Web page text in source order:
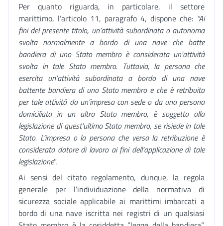
Per quanto riguarda, in particolare, il settore
marittimo, l’articolo 11, paragrafo 4, dispone che: “Ai
fini del presente titolo, un’attività subordinata o autonoma
svolta normalmente a bordo di una nave che batte
bandiera di uno Stato membro è considerata un’attività
svolta in tale Stato membro. Tuttavia, la persona che
esercita un’attività subordinata a bordo di una nave
battente bandiera di uno Stato membro e che è retribuita
per tale attività da un’impresa con sede o da una persona
domiciliata in un altro Stato membro, è soggetta alla
legislazione di quest’ultimo Stato membro, se risiede in tale
Stato. L’impresa o la persona che versa la retribuzione è
considerata datore di lavoro ai fini dell’applicazione di tale
legislazione”.
Ai sensi del citato regolamento, dunque, la regola
generale per l’individuazione della normativa di
sicurezza sociale applicabile ai marittimi imbarcati a
bordo di una nave iscritta nei registri di un qualsiasi